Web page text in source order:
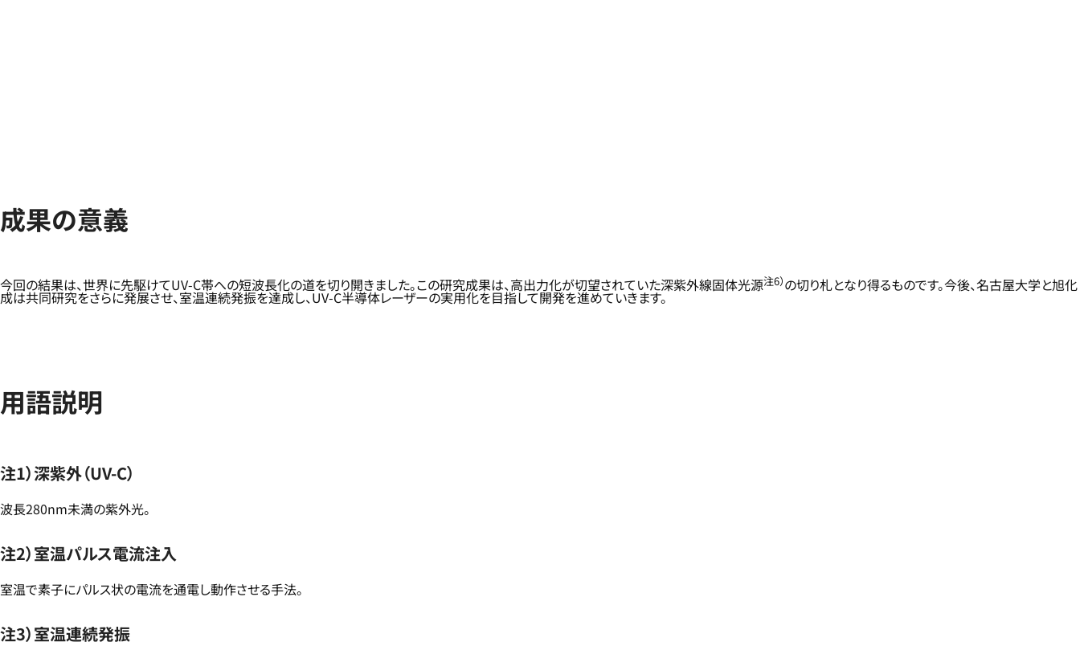
成果の意義
今回の結果は、世界に先駆けてUV-C帯への短波長化の道を切り開きました。この研究成果は、高出力化が切望されていた深紫外線固体光源注6）の切り札となり得るものです。今後、名古屋大学と旭化
成は共同研究をさらに発展させ、室温連続発振を達成し、UV-C半導体レーザーの実用化を目指して開発を進めていきます。
用語説明
注1）深紫外（UV-C）
波長280nm未満の紫外光。
注2）室温パルス電流注入
室温で素子にパルス状の電流を通電し動作させる手法。
注3）室温連続発振